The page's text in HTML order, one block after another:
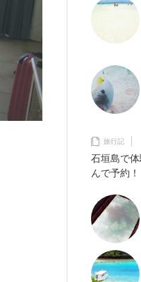
旅行記
石垣島で
んで予約！